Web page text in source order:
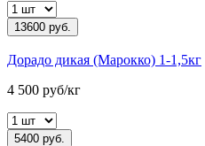
13600 руб.
Дорадо дикая (Марокко) 1-1,5кг
4 500 руб/кг
5400 руб.